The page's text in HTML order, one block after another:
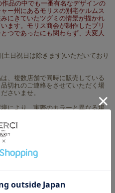
品の中でも一番有名なデザインの
ー州にあるモリスの別宅ケルムス
にきていたツグミの情景が描かれ
ます。モリス商会が制作したプリ
つであったにも関わらず、大変人
日祝日は除きます)いただいており
、複数店舗で同時に販売している
切れのご連絡をさせていただく場
さいませ。
により、実際のカラーと異なる場
い商品のため、柄の歪みを理由と
めご了承の上、ご注文お願い致し